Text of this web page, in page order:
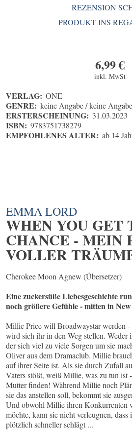
REZENSION
PRODUKT INS
6,99€
inkl. MwSt
VERLAG: ONE
GENRE: keine Angabe / keine Angabe
ERSTERSCHEINUNG: 31.03.2023
ISBN: 9783751738279
EMPFOHLENES ALTER: ab 14
EMMA LORD
WHEN YOU GET
CHANCE - MEIN
VOLLER
Cherokee Moon Agnew (Übersetzer)
Eine zuckersüße Liebesgeschichte
noch größere Gefühle - mitten in
Millie Price will Broadwaystar werden -
wird sich ihr in den Weg stellen. Weder
der sich viel zu viele Sorgen um sie
Oliver aus dem Dramaclub. Millie
auf ihrer Seite ist. Als sie durch Zufall
Vaters stößt, weiß Millie, was zu tun ist
Mutter finden! Während Millie noch
sie das anstellen soll, bekommt sie
Und obwohl Millie ihren Konkurrenten
möchte, kann sie nicht verleugnen,
plötzlich schneller schlägt ...